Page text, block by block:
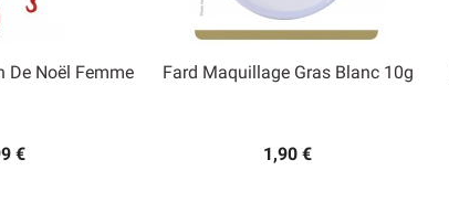
De Noël Femme
€
Fard Maquillage Gras Blanc 10g
1,90 €